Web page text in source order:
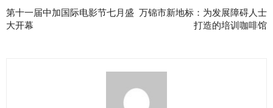
第十一届中加国际电影节七月盛
大开幕
万锦市新地标：为发展障碍人士
打造的培训咖啡馆